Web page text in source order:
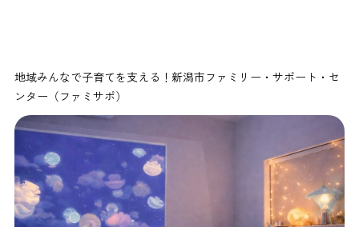
地域みんなで子育てを支える！新潟市ファミリー・サポート・セ
ンター（ファミサポ）